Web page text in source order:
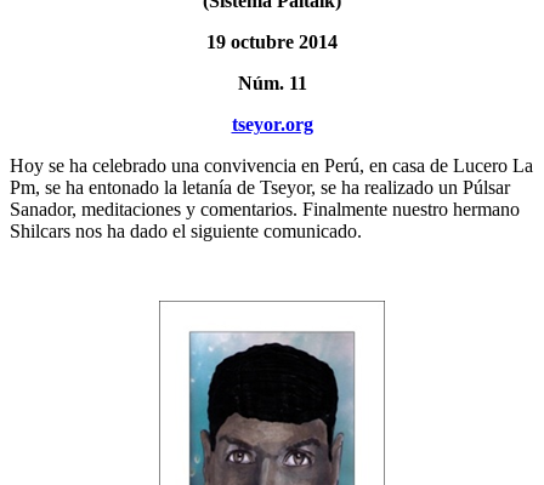
19 octubre 2014
Núm. 11
tseyor.org
Hoy se ha celebrado una convivencia en Perú, en casa de Lucero La
Pm, se ha entonado la letanía de Tseyor, se ha realizado un Púlsar
Sanador, meditaciones y comentarios. Finalmente nuestro hermano
Shilcars nos ha dado el siguiente comunicado.